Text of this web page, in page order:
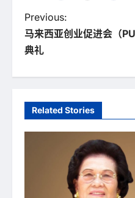
P
o
n
a
Previous:
马来西亚创业促进会（
典礼
Related Stories